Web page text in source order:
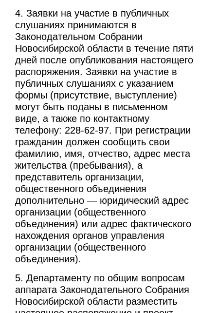
4. Заявки на участие в публичных
слушаниях принимаются в
Законодательном Собрании
Новосибирской области в течение пяти
дней после опубликования настоящего
распоряжения. Заявки на участие в
публичных слушаниях с указанием
формы (присутствие, выступление)
могут быть поданы в письменном
виде, а также по контактному
телефону: 228-62-97. При регистрации
гражданин должен сообщить свои
фамилию, имя, отчество, адрес места
жительства (пребывания), а
представитель организации,
общественного объединения
дополнительно — юридический адрес
организации (общественного
объединения) или адрес фактического
нахождения органов управления
организации (общественного
объединения).
5. Департаменту по общим вопросам
аппарата Законодательного Собрания
Новосибирской области разместить